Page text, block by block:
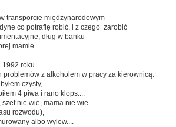
transporcie międzynarodowym
co potrafię robić, i z czego zarobić
dług w banku
mamie.
1992 roku
problemów z alkoholem w pracy za kierownicą.
czysty,
4 piwa i rano klops....
nie wie, mama nie wie
rozwodu),
albo wylew....